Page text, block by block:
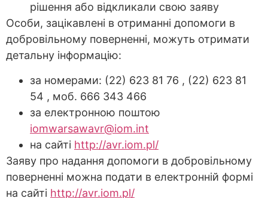
рішення або відкликали свою заяву
Особи, зацікавлені в отриманні допомоги в
добровільному поверненні, можуть отримати
детальну інформацію:
за номерами: (22) 623 81 76 , (22) 623 81
54 , моб. 666 343 466
за електронною поштою
iomwarsawavr@iom.int
на сайті http://avr.iom.pl/
Заяву про надання допомоги в добровільному
поверненні можна подати в електронній формі
на сайті http://avr.iom.pl/